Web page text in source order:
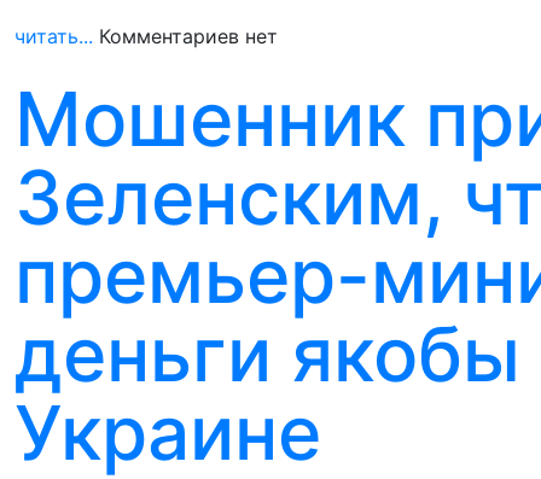
читать... Комментариев нет
Мошенник
Зеленским,
премьер-
деньги
Украине